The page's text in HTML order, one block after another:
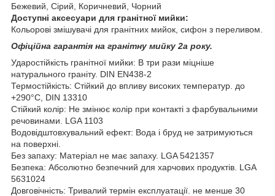
Бежевий, Сірий, Коричневий, Чорний
Доступні аксесуари для гранітної мийки:
Кольорові змішувачі для гранітних мийок, сифон з переливом.
Офіційна гарантія на гранітну мийку 2а року.
Ударостійкість гранітної мийки: В три рази міцніше
натурального граніту. DIN EN438-2
Термостійкість: Стійкий до впливу високих температур. до
+290°C, DIN 13310
Стійкий колір: Не змінює колір при контакті з фарбувальними
речовинами. LGA 1103
Водовідштовхувальний ефект: Вода і бруд не затримуються
на поверхні.
Без запаху: Матеріал не має запаху. LGA 5421357
Безпека: Абсолютно безпечний для харчових продуктів. LGA
5631024
Довговічність: Тривалий термін експлуатації. не менше 30